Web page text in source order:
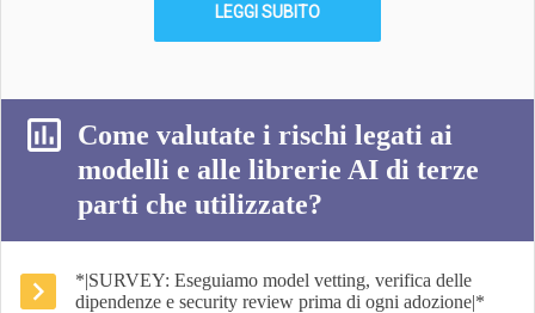
LEGGI SUBITO
Come valutate i rischi legati ai
modelli e alle librerie AI di terze
parti che utilizzate?
*|SURVEY: Eseguiamo model vetting, verifica delle
dipendenze e security review prima di ogni adozione|*